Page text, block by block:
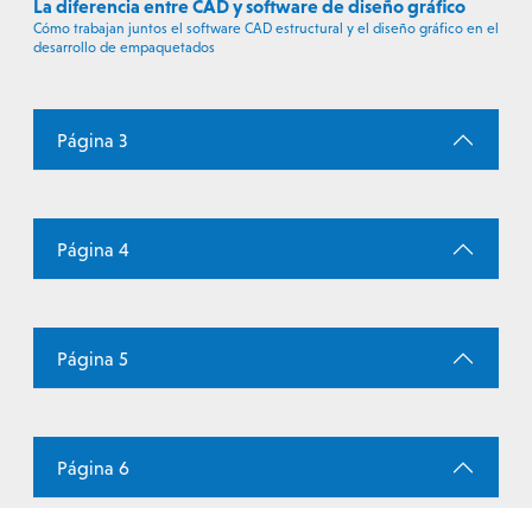
La diferencia entre CAD y software de diseño gráfico
Cómo trabajan juntos el software CAD estructural y el diseño gráfico en el
desarrollo de empaquetados
Página 3
Página 4
Página 5
Página 6